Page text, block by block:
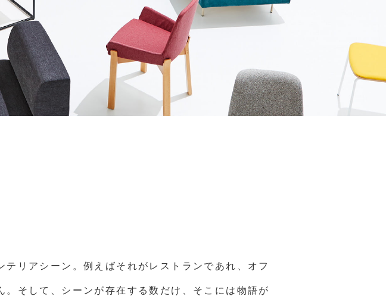
リアシーン。例えばそれがレストランであれ、オフ
そして、シーンが存在する数だけ、そこには物語が